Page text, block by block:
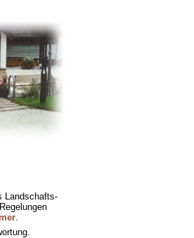
Landschafts-
.